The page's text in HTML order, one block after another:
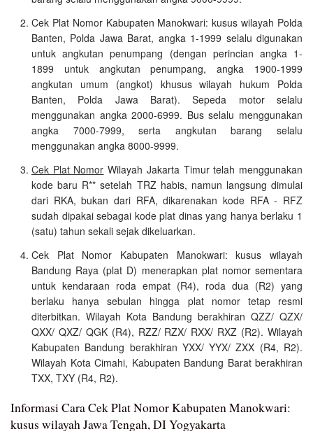
Cek Plat Nomor Kabupaten Manokwari: kusus wilayah Polda
Banten, Polda Jawa Barat, angka 1-1999 selalu digunakan
untuk angkutan penumpang (dengan perincian angka 1-
1899 untuk angkutan penumpang, angka 1900-1999
angkutan umum (angkot) khusus wilayah hukum Polda
Banten, Polda Jawa Barat). Sepeda motor selalu
menggunakan angka 2000-6999. Bus selalu menggunakan
angka 7000-7999, serta angkutan barang selalu
menggunakan angka 8000-9999.
Cek Plat Nomor Wilayah Jakarta Timur telah menggunakan
kode baru R** setelah TRZ habis, namun langsung dimulai
dari RKA, bukan dari RFA, dikarenakan kode RFA - RFZ
sudah dipakai sebagai kode plat dinas yang hanya berlaku 1
(satu) tahun sekali sejak dikeluarkan.
Cek Plat Nomor Kabupaten Manokwari: kusus wilayah
Bandung Raya (plat D) menerapkan plat nomor sementara
untuk kendaraan roda empat (R4), roda dua (R2) yang
berlaku hanya sebulan hingga plat nomor tetap resmi
diterbitkan. Wilayah Kota Bandung berakhiran QZZ/ QZX/
QXX/ QXZ/ QGK (R4), RZZ/ RZX/ RXX/ RXZ (R2). Wilayah
Kabupaten Bandung berakhiran YXX/ YYX/ ZXX (R4, R2).
Wilayah Kota Cimahi, Kabupaten Bandung Barat berakhiran
TXX, TXY (R4, R2).
Informasi Cara Cek Plat Nomor Kabupaten Manokwari:
kusus wilayah Jawa Tengah, DI Yogyakarta